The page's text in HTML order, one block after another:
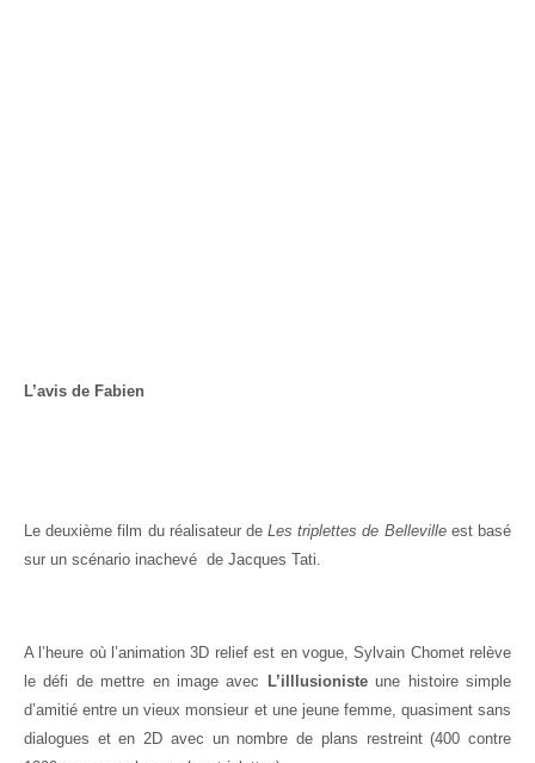
L’avis de Fabien
Le deuxième film du réalisateur deLes triplettes de Bellevilleest basé
sur un scénario inachevé de Jacques Tati.
A l’heure où l’animation 3D relief est en vogue, Sylvain Chomet relève
le défi de mettre en image avec
L’illlusionisteune histoire simple
d’amitié entre un vieux monsieur et une jeune femme, quasiment sans
dialogues et en 2D avec un nombre de plans restreint (400 contre